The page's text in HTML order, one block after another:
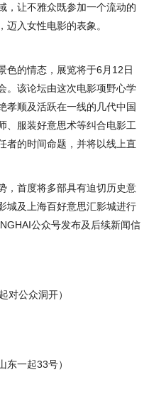
，让不雅众既参加一个流动的
迈入女性电影的表象。
色的情态，展览将于6月12日
。该论坛由这次电影项野心学
孝顺及活跃在一线的几代中国
、服装好意思术等纠合电影工
者的时间命题，并将以线上直
，首度将多部具有迫切历史意
城及上海百好意思汇影城进行
公众号发布及后续新闻信
对公众洞开）
东一起33号）